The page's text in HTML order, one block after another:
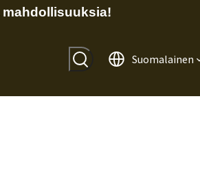
mahdollisuuksia!
Suomalainen